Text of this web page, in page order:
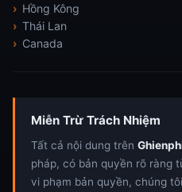
Hồng Kông
Thái Lan
Canada
Miễn Trừ Trách Nhiệm
Tất cả nội dung trên
pháp, có bản quyền rõ ràng
vi phạm bản quyền, chúng